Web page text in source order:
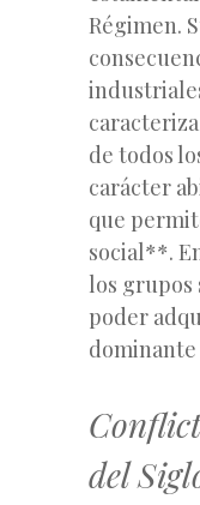
Régimen.
de todos
carácter
que
social**.
los
poder
del